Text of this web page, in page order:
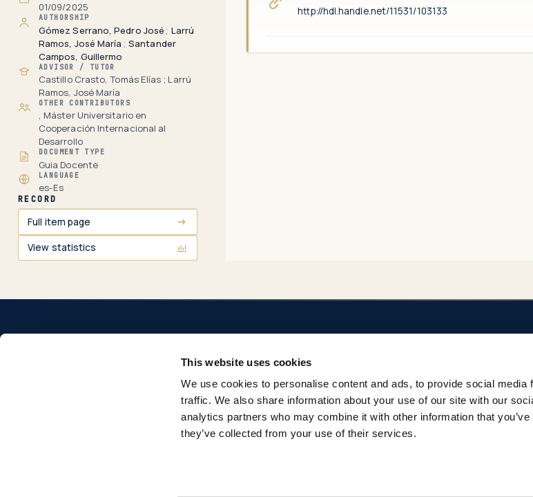
This website uses cookies
We use cookies to personalise content and ads, to provide social media
traffic. We also share information about your use of our site with our
analytics partners who may combine it with other information that
they’ve collected from your use of their services.
01/09/2025
AUTHORSHIP
Gómez Serrano, Pedro José ; Larrú
Ramos, José María ; Santander
Campos, Guillermo
ADVISOR / TUTOR
Castillo Crasto, Tomás Elías ; Larrú
Ramos, José María
OTHER CONTRIBUTORS
, Máster Universitario en
Cooperación Internacional al
Desarrollo
DOCUMENT TYPE
Guia Docente
LANGUAGE
es-Es
RECORD
Full item page
View statistics
http://hdl.handle.net/11531/103133
Comillas. Acceso abierto a la producción académica e
Términos